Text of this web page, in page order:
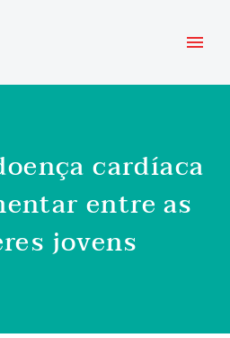
cardíaca
entre as
jovens